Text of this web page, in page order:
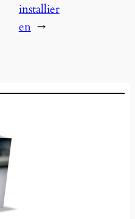
installier
en →